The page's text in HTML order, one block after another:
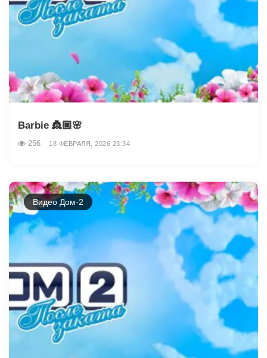
Barbie 👸🏼🌸
256 18 ФЕВРАЛЯ, 2026 23:34
Видео Дом-2